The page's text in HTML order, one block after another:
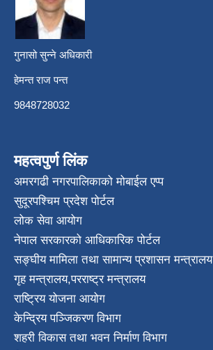
गुनासो सुन्ने अधिकारी
हेमन्त राज पन्त
9848728032
महत्वपुर्ण लिंक
अमरगढी नगरपालिकाको मोबाईल एप्प
सुदूरपश्चिम प्रदेश पोर्टल
लोक सेवा आयोग
नेपाल सरकारको आधिकारिक पोर्टल
सङ्घीय मामिला तथा सामान्य प्रशासन मन्त्रालय
गृह मन्त्रालय,परराष्ट्र मन्त्रालय
राष्ट्रिय योजना आयोग
केन्द्रिय पञ्जिकरण विभाग
शहरी विकास तथा भवन निर्माण विभाग